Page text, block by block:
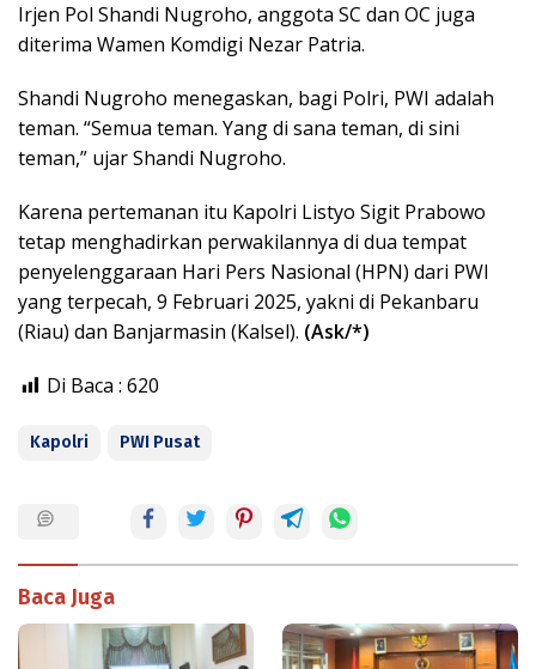
Irjen Pol Shandi Nugroho, anggota SC dan OC juga
diterima Wamen Komdigi Nezar Patria.
Shandi Nugroho menegaskan, bagi Polri, PWI adalah
teman. “Semua teman. Yang di sana teman, di sini
teman,” ujar Shandi Nugroho.
Karena pertemanan itu Kapolri Listyo Sigit Prabowo
tetap menghadirkan perwakilannya di dua tempat
penyelenggaraan Hari Pers Nasional (HPN) dari PWI
yang terpecah, 9 Februari 2025, yakni di Pekanbaru
(Riau) dan Banjarmasin (Kalsel). (Ask/*)
Di Baca : 620
Kapolri PWI Pusat
Baca Juga